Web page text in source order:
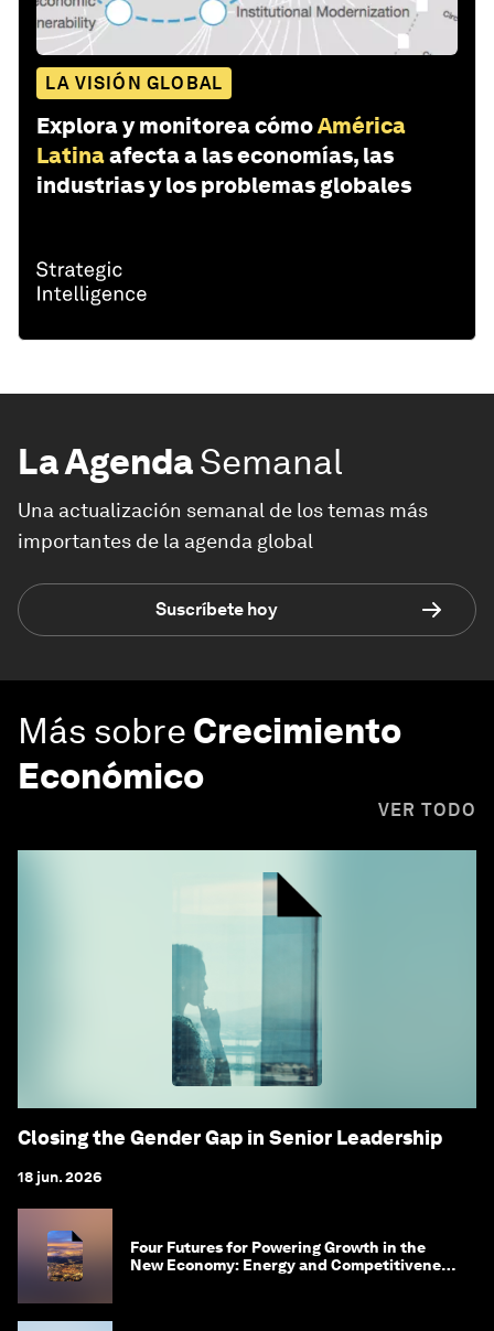
LA VISIÓN GLOBAL
Explora y monitorea cómoAmérica
Latinaafecta a las economías, las
industrias y los problemas globales
La AgendaSemanal
Una actualización semanal de los temas más
importantes de la agenda global
Suscríbete hoy
Más sobre Crecimiento
Económico
VER TODO
Closing the Gender Gap in Senior Leadership
18 jun. 2026
Four Futures for Powering Growth in the
New Economy: Energy and Competitiveness